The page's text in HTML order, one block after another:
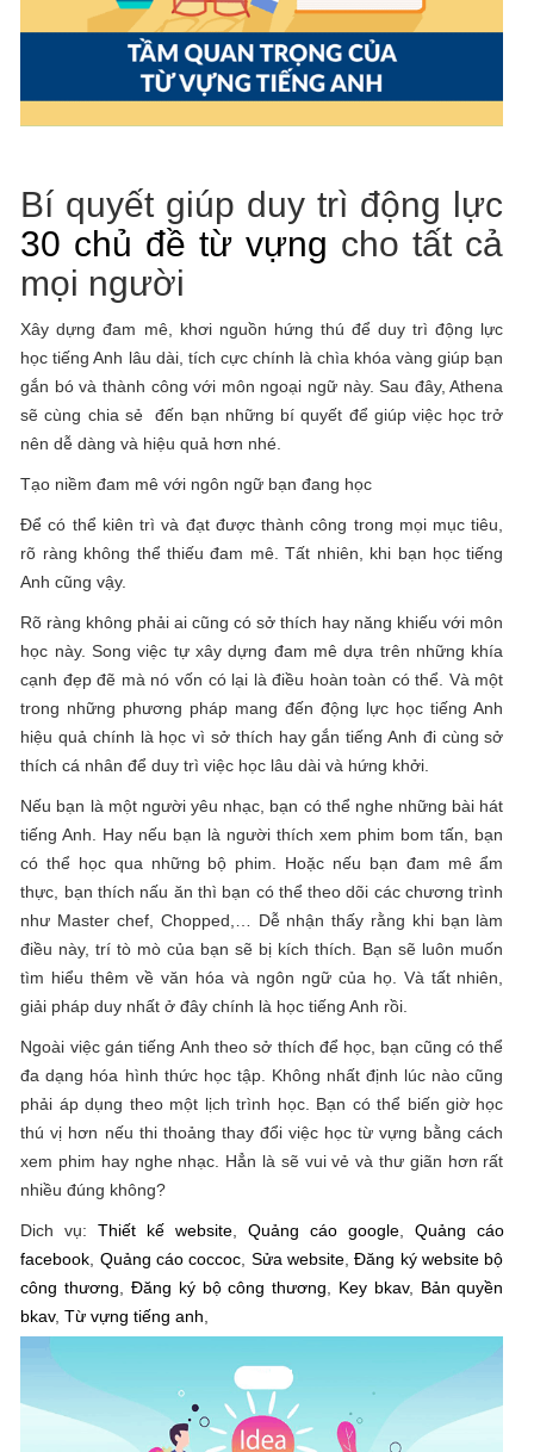
Bí quyết giúp duy trì động lực
30 chủ đề từ vựng cho tất cả
mọi người
Xây dựng đam mê, khơi nguồn hứng thú để duy trì động lực
học tiếng Anh lâu dài, tích cực chính là chìa khóa vàng giúp bạn
gắn bó và thành công với môn ngoại ngữ này. Sau đây, Athena
sẽ cùng chia sẻ đến bạn những bí quyết để giúp việc học trở
nên dễ dàng và hiệu quả hơn nhé.
Tạo niềm đam mê với ngôn ngữ bạn đang học
Để có thể kiên trì và đạt được thành công trong mọi mục tiêu,
rõ ràng không thể thiếu đam mê. Tất nhiên, khi bạn học tiếng
Anh cũng vậy.
Rõ ràng không phải ai cũng có sở thích hay năng khiếu với môn
học này. Song việc tự xây dựng đam mê dựa trên những khía
cạnh đẹp đẽ mà nó vốn có lại là điều hoàn toàn có thể. Và một
trong những phương pháp mang đến động lực học tiếng Anh
hiệu quả chính là học vì sở thích hay gắn tiếng Anh đi cùng sở
thích cá nhân để duy trì việc học lâu dài và hứng khởi.
Nếu bạn là một người yêu nhạc, bạn có thể nghe những bài hát
tiếng Anh. Hay nếu bạn là người thích xem phim bom tấn, bạn
có thể học qua những bộ phim. Hoặc nếu bạn đam mê ẩm
thực, bạn thích nấu ăn thì bạn có thể theo dõi các chương trình
như Master chef, Chopped,… Dễ nhận thấy rằng khi bạn làm
điều này, trí tò mò của bạn sẽ bị kích thích. Bạn sẽ luôn muốn
tìm hiểu thêm về văn hóa và ngôn ngữ của họ. Và tất nhiên,
giải pháp duy nhất ở đây chính là học tiếng Anh rồi.
Ngoài việc gán tiếng Anh theo sở thích để học, bạn cũng có thể
đa dạng hóa hình thức học tập. Không nhất định lúc nào cũng
phải áp dụng theo một lịch trình học. Bạn có thể biến giờ học
thú vị hơn nếu thi thoảng thay đổi việc học từ vựng bằng cách
xem phim hay nghe nhạc. Hẳn là sẽ vui vẻ và thư giãn hơn rất
nhiều đúng không?
Dich vụ:Thiết kế website, Quảng cáo google, Quảng cáo
facebook, Quảng cáo coccoc, Sửa website,Đăng ký website bộ
công thương, Đăng ký bộ công thương, Key bkav, Bản quyền
bkav,Từ vựng tiếng anh,